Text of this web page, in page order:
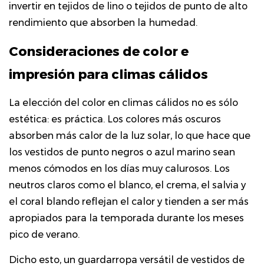
invertir en tejidos de lino o tejidos de punto de alto
rendimiento que absorben la humedad.
Consideraciones de color e
impresión para climas cálidos
La elección del color en climas cálidos no es sólo
estética: es práctica. Los colores más oscuros
absorben más calor de la luz solar, lo que hace que
los vestidos de punto negros o azul marino sean
menos cómodos en los días muy calurosos. Los
neutros claros como el blanco, el crema, el salvia y
el coral blando reflejan el calor y tienden a ser más
apropiados para la temporada durante los meses
pico de verano.
Dicho esto, un guardarropa versátil de vestidos de